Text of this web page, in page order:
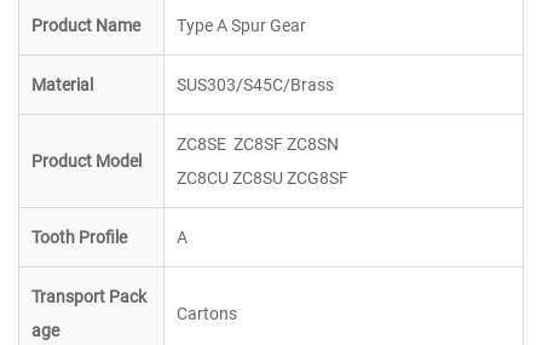
Product Name Type A Spur Gear
Material SUS303/S45C/Brass
Product Model
ZC8SE ZC8SF ZC8SN
ZC8CU ZC8SU ZCG8SF
Tooth Profile A
Transport Pack
age
Cartons